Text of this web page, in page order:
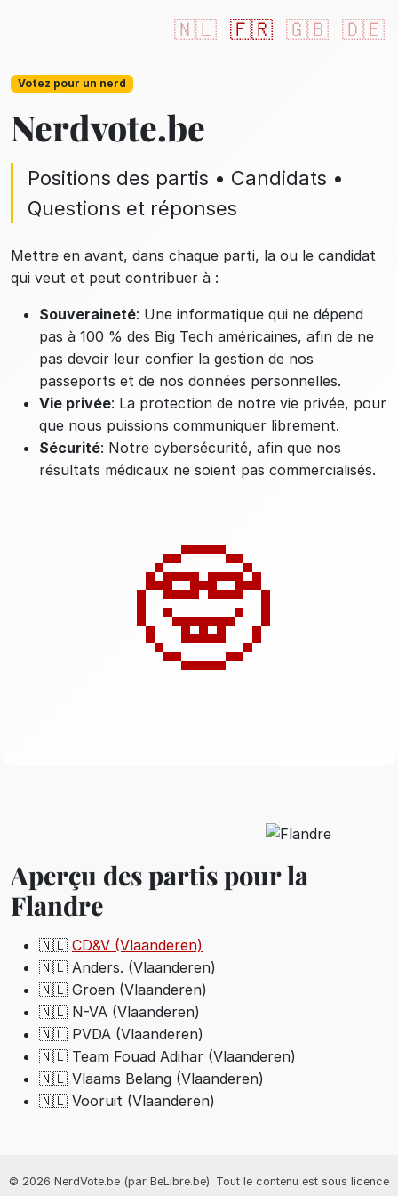
🇳🇱 🇫🇷 🇬🇧 🇩🇪
Votez pour un nerd
Nerdvote.be
Positions des partis • Candidats •
Questions et réponses
Mettre en avant, dans chaque parti, la ou le candidat
qui veut et peut contribuer à :
Souveraineté: Une informatique qui ne dépend
pas à 100 % des Big Tech américaines, afin de ne
pas devoir leur confier la gestion de nos
passeports et de nos données personnelles.
Vie privée: La protection de notre vie privée, pour
que nous puissions communiquer librement.
Sécurité: Notre cybersécurité, afin que nos
résultats médicaux ne soient pas commercialisés.
🤓
Aperçu des partis pour la
Flandre
🇳🇱 CD&V (Vlaanderen)
🇳🇱 Anders. (Vlaanderen)
🇳🇱 Groen (Vlaanderen)
🇳🇱 N-VA (Vlaanderen)
🇳🇱 PVDA (Vlaanderen)
🇳🇱 Team Fouad Adihar (Vlaanderen)
🇳🇱 Vlaams Belang (Vlaanderen)
🇳🇱 Vooruit (Vlaanderen)
© 2026 NerdVote.be (par BeLibre.be). Tout le contenu est sous licence